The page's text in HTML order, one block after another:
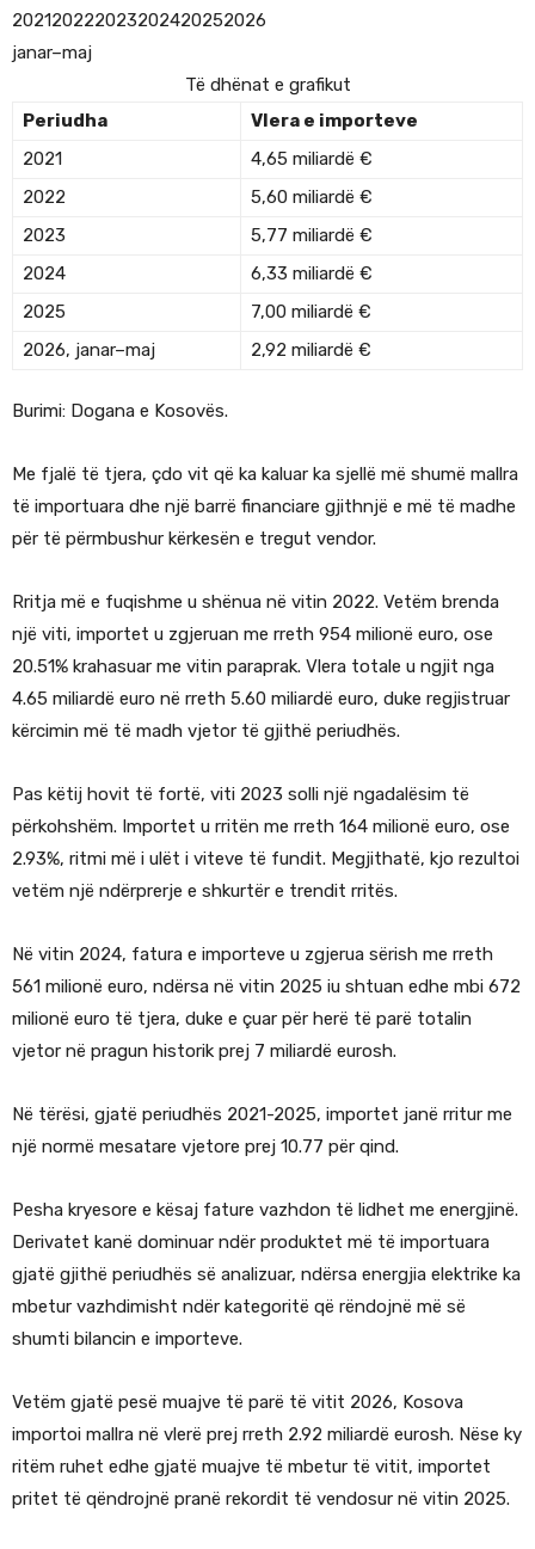
202120222023202420252026
janar–maj
Të dhënat e grafikut
Periudha
Vlera e importeve
2021
4,65 miliardë €
2022
5,60 miliardë €
2023
5,77 miliardë €
2024
6,33 miliardë €
2025
7,00 miliardë €
2026, janar–maj
2,92 miliardë €
Burimi: Dogana e Kosovës.
Me fjalë të tjera, çdo vit që ka kaluar ka sjellë më shumë mallra
të importuara dhe një barrë financiare gjithnjë e më të madhe
për të përmbushur kërkesën e tregut vendor.
Rritja më e fuqishme u shënua në vitin 2022. Vetëm brenda
një viti, importet u zgjeruan me rreth 954 milionë euro, ose
20.51% krahasuar me vitin paraprak. Vlera totale u ngjit nga
4.65 miliardë euro në rreth 5.60 miliardë euro, duke regjistruar
kërcimin më të madh vjetor të gjithë periudhës.
Pas këtij hovit të fortë, viti 2023 solli një ngadalësim të
përkohshëm. Importet u rritën me rreth 164 milionë euro, ose
2.93%, ritmi më i ulët i viteve të fundit. Megjithatë, kjo rezultoi
vetëm një ndërprerje e shkurtër e trendit rritës.
Në vitin 2024, fatura e importeve u zgjerua sërish me rreth
561 milionë euro, ndërsa në vitin 2025 iu shtuan edhe mbi 672
milionë euro të tjera, duke e çuar për herë të parë totalin
vjetor në pragun historik prej 7 miliardë eurosh.
Në tërësi, gjatë periudhës 2021-2025, importet janë rritur me
një normë mesatare vjetore prej 10.77 për qind.
Pesha kryesore e kësaj fature vazhdon të lidhet me energjinë.
Derivatet kanë dominuar ndër produktet më të importuara
gjatë gjithë periudhës së analizuar, ndërsa energjia elektrike ka
mbetur vazhdimisht ndër kategoritë që rëndojnë më së
shumti bilancin e importeve.
Vetëm gjatë pesë muajve të parë të vitit 2026, Kosova
importoi mallra në vlerë prej rreth 2.92 miliardë eurosh. Nëse ky
ritëm ruhet edhe gjatë muajve të mbetur të vitit, importet
pritet të qëndrojnë pranë rekordit të vendosur në vitin 2025.